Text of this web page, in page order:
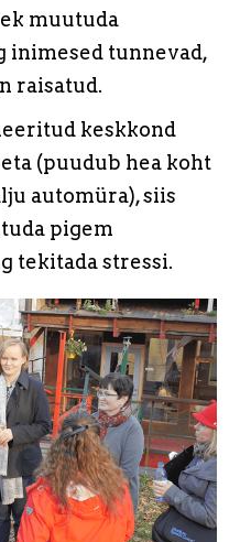
muutuda
inimesed tunnevad,
raisatud.
keskkond
(puudub hea koht
automüra), siis
pigem
tekitada stressi.